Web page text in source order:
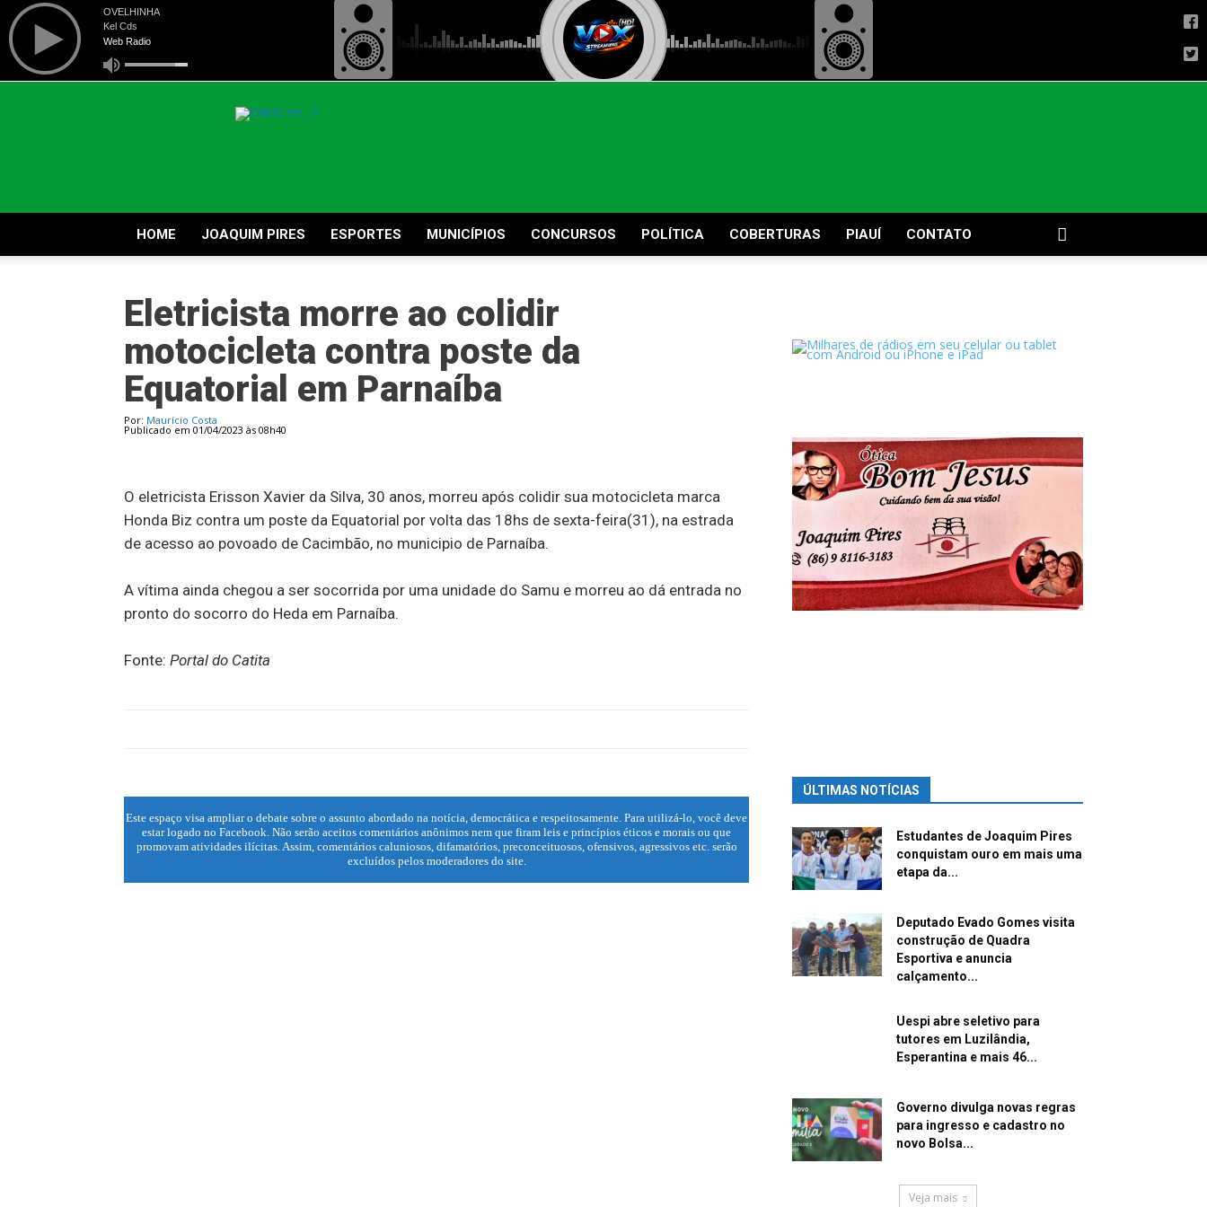
HOME JOAQUIM PIRES ESPORTES MUNICÍPIOS CONCURSOS POLÍTICA COBERTURAS PIAUÍ CONTATO
Eletricista morre ao colidir
motocicleta contra poste da
Equatorial em Parnaíba
Por: Maurício Costa
Publicado em 01/04/2023 às 08h40
O eletricista Erisson Xavier da Silva, 30 anos, morreu após colidir sua motocicleta marca
Honda Biz contra um poste da Equatorial por volta das 18hs de sexta-feira(31), na estrada
de acesso ao povoado de Cacimbão, no municipio de Parnaíba.
A vítima ainda chegou a ser socorrida por uma unidade do Samu e morreu ao dá entrada no
pronto do socorro do Heda em Parnaíba.
Fonte: Portal do Catita
Este espaço visa ampliar o debate sobre o assunto abordado na notícia, democrática e respeitosamente. Para utilizá-lo, você deve
estar logado no Facebook. Não serão aceitos comentários anônimos nem que firam leis e princípios éticos e morais ou que
promovam atividades ilícitas. Assim, comentários caluniosos, difamatórios, preconceituosos, ofensivos, agressivos etc. serão
excluídos pelos moderadores do site.
ÚLTIMAS NOTÍCIAS
Estudantes de Joaquim Pires
conquistam ouro em mais uma
etapa da...
Deputado Evado Gomes visita
construção de Quadra
Esportiva e anuncia
calçamento...
Uespi abre seletivo para
tutores em Luzilândia,
Esperantina e mais 46...
Governo divulga novas regras
para ingresso e cadastro no
novo Bolsa...
Veja mais